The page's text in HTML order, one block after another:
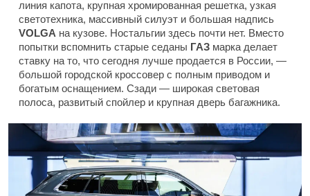
линия капота, крупная хромированная решетка, узкая
светотехника, массивный силуэт и большая надпись
VOLGA на кузове. Ностальгии здесь почти нет. Вместо
попытки вспомнить старые седаны ГАЗ марка делает
ставку на то, что сегодня лучше продается в России, —
большой городской кроссовер с полным приводом и
богатым оснащением. Сзади — широкая световая
полоса, развитый спойлер и крупная дверь багажника.